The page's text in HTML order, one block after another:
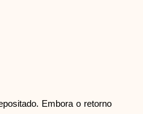
Embora o retorno